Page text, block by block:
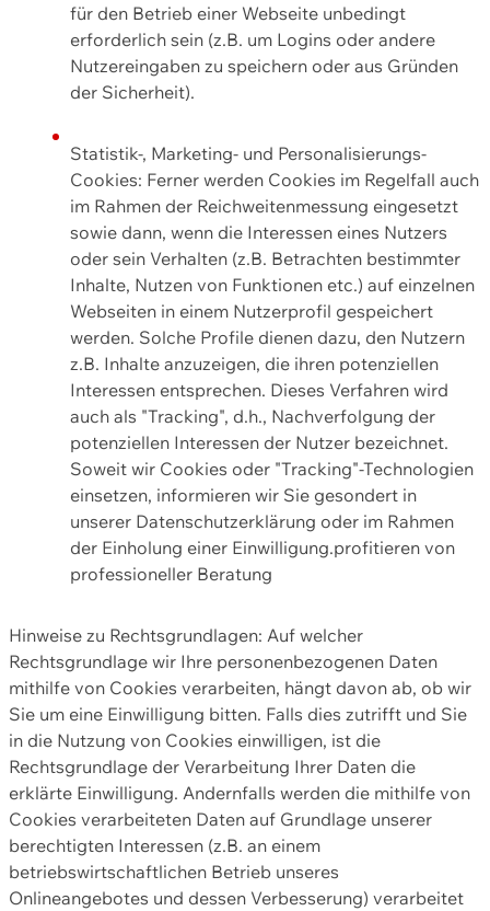
für den Betrieb einer Webseite unbedingt
erforderlich sein (z.B. um Logins oder andere
Nutzereingaben zu speichern oder aus Gründen
der Sicherheit).
Statistik-, Marketing- und Personalisierungs-
Cookies: Ferner werden Cookies im Regelfall auch
im Rahmen der Reichweitenmessung eingesetzt
sowie dann, wenn die Interessen eines Nutzers
oder sein Verhalten (z.B. Betrachten bestimmter
Inhalte, Nutzen von Funktionen etc.) auf einzelnen
Webseiten in einem Nutzerprofil gespeichert
werden. Solche Profile dienen dazu, den Nutzern
z.B. Inhalte anzuzeigen, die ihren potenziellen
Interessen entsprechen. Dieses Verfahren wird
auch als "Tracking", d.h., Nachverfolgung der
potenziellen Interessen der Nutzer bezeichnet.
Soweit wir Cookies oder "Tracking"-Technologien
einsetzen, informieren wir Sie gesondert in
unserer Datenschutzerklärung oder im Rahmen
der Einholung einer Einwilligung.profitieren von
professioneller Beratung
Hinweise zu Rechtsgrundlagen: Auf welcher
Rechtsgrundlage wir Ihre personenbezogenen Daten
mithilfe von Cookies verarbeiten, hängt davon ab, ob wir
Sie um eine Einwilligung bitten. Falls dies zutrifft und Sie
in die Nutzung von Cookies einwilligen, ist die
Rechtsgrundlage der Verarbeitung Ihrer Daten die
erklärte Einwilligung. Andernfalls werden die mithilfe von
Cookies verarbeiteten Daten auf Grundlage unserer
berechtigten Interessen (z.B. an einem
betriebswirtschaftlichen Betrieb unseres
Onlineangebotes und dessen Verbesserung) verarbeitet